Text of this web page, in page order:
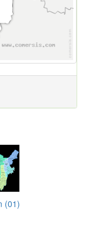
(01)